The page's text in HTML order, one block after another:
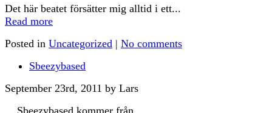
Det här beatet försätter mig alltid i ett...
Read more
Posted in Uncategorized | No comments
Sbeezybased
September 23rd, 2011 by Lars
Sbeezybased kommer från...